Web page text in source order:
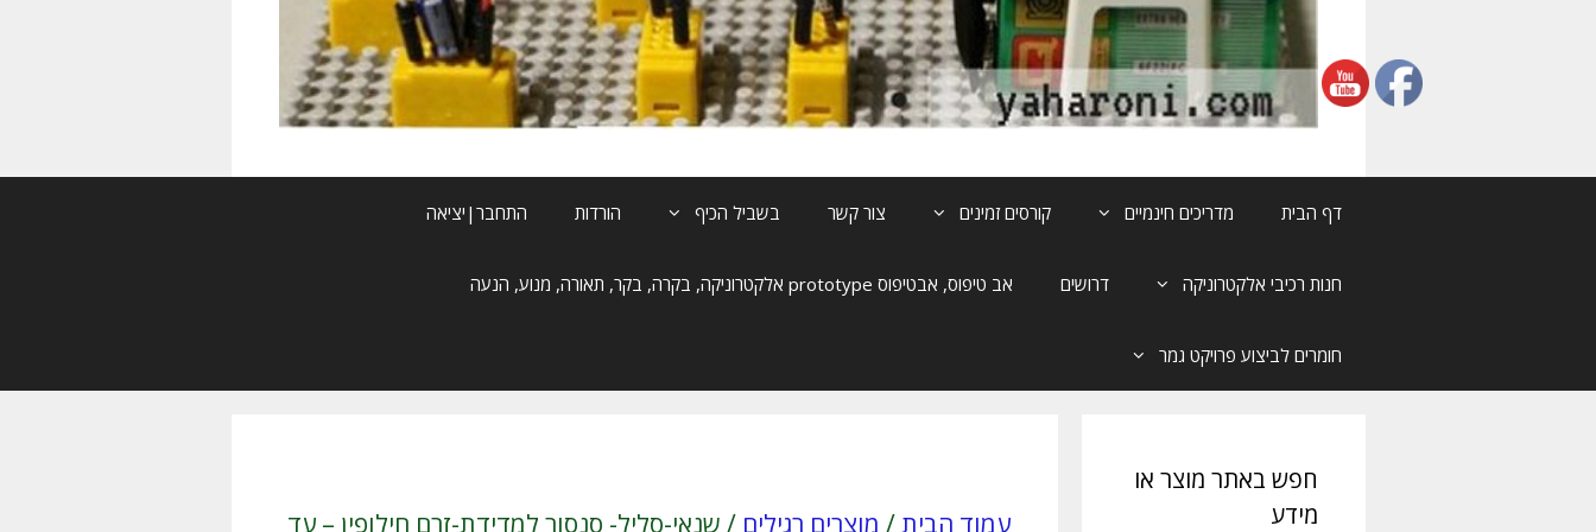
דף הבית מדריכים חינמיים קורסים זמינים צור קשר בשביל הכיף הורדות התחבר|יציאה
חנות רכיבי אלקטרוניקה דרושים אב טיפוס, אבטיפוס prototype אלקטרוניקה, בקרה, בקר, תאורה, מנוע, הנעה
חומרים לביצוע פרויקט גמר
עמוד הבית/ מוצרים רגילים / שנאי-סליל- סנסור למדידת-זרם חילופין – עד
חפש באתר מוצר או
מידע